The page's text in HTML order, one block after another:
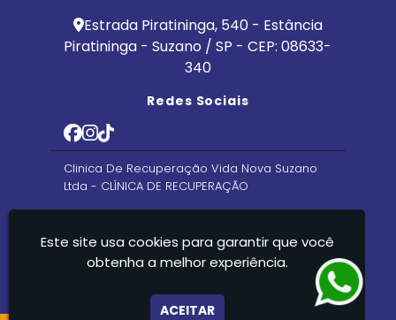
Estrada Piratininga, 540 - Estância
Piratininga - Suzano / SP - CEP: 08633-
340
Redes Sociais
Clinica De Recuperação Vida Nova Suzano
Ltda - CLÍNICA DE RECUPERAÇÃO
Este site usa cookies para garantir que você
obtenha a melhor experiência.
ACEITAR